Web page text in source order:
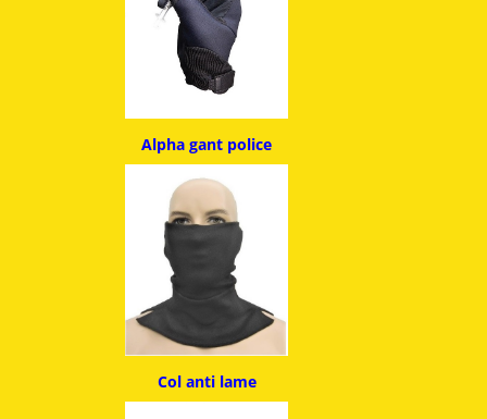
Alpha gant police
Col anti lame